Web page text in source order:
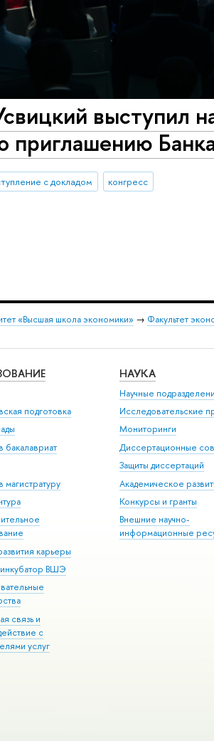
выступил
приглашению
с докладом конгресс
«Высшая школа экономики» → Факультет
подготовка
бакалавриат
карьеры
ВШЭ
связь и
с
услуг
НАУКА
Научные
Исследовательские
Мониторинги
Диссертационные
Защиты диссертаций
Академическое
Конкурсы и гранты
Внешние научно-
информационные